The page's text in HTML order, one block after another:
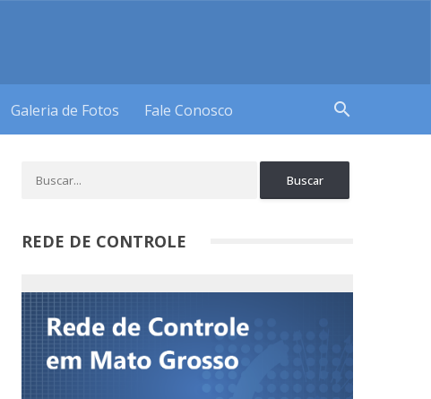
Galeria de Fotos Fale Conosco search
REDE DE CONTROLE